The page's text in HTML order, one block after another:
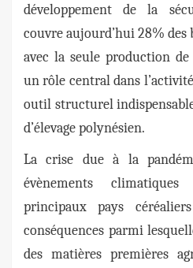
développement de la
couvre aujourd’hui 28% des
avec la seule production
un rôle central dans
outil structurel
d’élevage polynésien.
La crise due à la
évènements
principaux pays
conséquences parmi
des matières premières